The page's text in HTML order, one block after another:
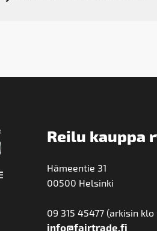
Reilu kauppa
Hämeentie 31
00500 Helsinki
09 315 45477 (arkisin klo
info@fairtrade.fi